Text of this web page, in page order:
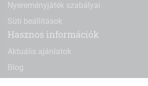
Nyereményjáték szabályai
Süti beállítások
Hasznos információk
Aktuális ajánlatok
Blog